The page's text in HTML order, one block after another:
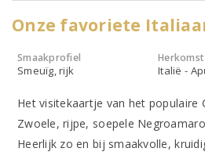
Onze favoriete
Smaakprofiel
Smeuïg, rijk
Herkomst
Italië -
Het visitekaartje van het populaire
Zwoele, rijpe, soepele Negroamaro
Heerlijk zo en bij smaakvolle,